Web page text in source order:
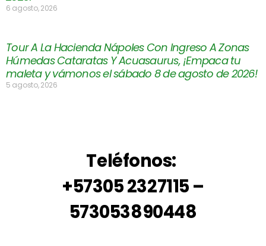
6 agosto, 2026
Tour A La Hacienda Nápoles Con Ingreso A Zonas
Húmedas Cataratas Y Acuasaurus, ¡Empaca tu
maleta y vámonos el sábado 8 de agosto de 2026!
5 agosto, 2026
Teléfonos:
+57305 2327115 –
573053890448